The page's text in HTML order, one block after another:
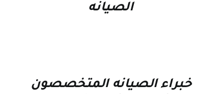
الصيانه
خبراء الصيانه المتخصصون